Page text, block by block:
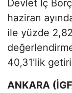
Devlet İç
haziran
ile yüzde
40,31'lik
ANKARA